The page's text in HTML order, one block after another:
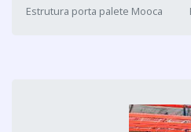
Estrutura porta palete Mooca